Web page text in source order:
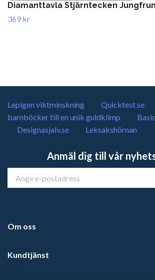
Diamanttavla Stjärntecken
369 kr
Lepigen viktminskning Quicktest.se
barnböcker till en unik guldklimp
Designasjalv.se
Leksakshörnan
Anmäl dig till vår
Om oss
Kundtjänst